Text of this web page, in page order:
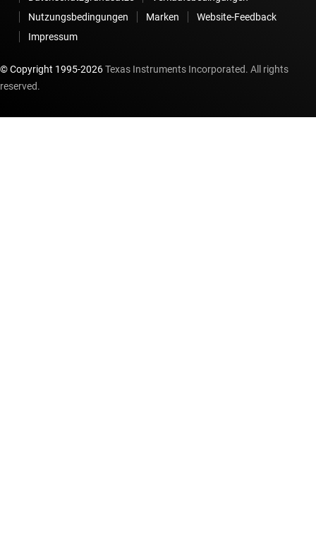
Nutzungsbedingungen
Marken
Website-Feedback
Impressum
© Copyright 1995-2026Texas Instruments Incorporated. All rights
reserved.